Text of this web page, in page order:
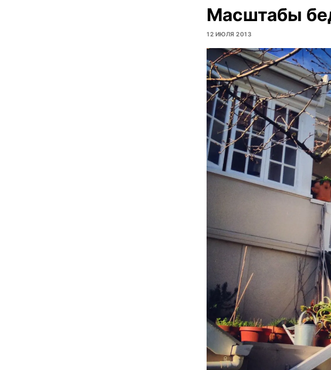
Масштабы
12 ИЮЛЯ 2013